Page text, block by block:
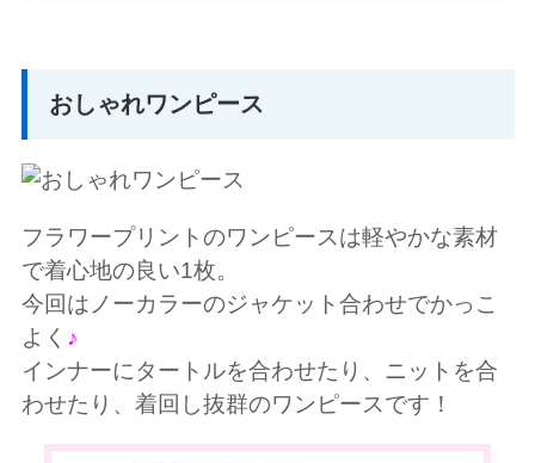
おしゃれワンピース
フラワープリントのワンピースは軽やかな素材
で着心地の良い1枚。
今回はノーカラーのジャケット合わせでかっこ
よく ♪
インナーにタートルを合わせたり、ニットを合
わせたり、着回し抜群のワンピースです！